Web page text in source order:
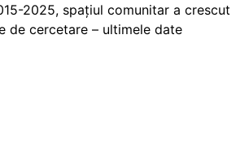
2025, spațiul comunitar a crescut
de cercetare – ultimele date